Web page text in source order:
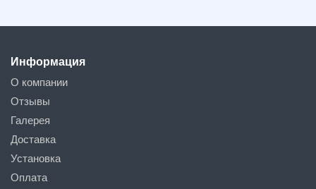
Информация
О компании
Отзывы
Галерея
Доставка
Установка
Оплата